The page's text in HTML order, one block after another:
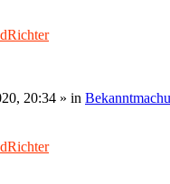
20:34 » in